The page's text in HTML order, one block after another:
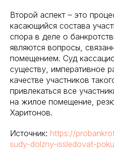
Второй аспект – это
касающийся состава
спора в деле о
являются вопросы,
помещением. Суд
существу, императивное
качестве участников
привлекаться все
на жилое помещение,
Харитонов.
Источник: https://
sudy-dolzny-issledovat-